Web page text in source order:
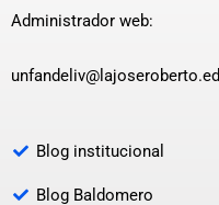
Administrador web:
Blog institucional
Blog Baldomero